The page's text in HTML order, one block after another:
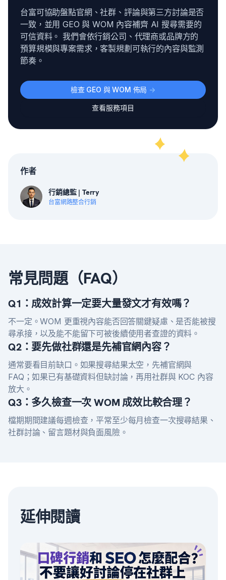
台富可協助盤點官網、社群、評論與第三方討論是否
一致，並用 GEO 與 WOM 內容補齊 AI 搜尋需要的
可信資料。 我們會依行銷公司、代理商或品牌方的
預算規模與專案需求，客製規劃可執行的內容與監測
節奏。
檢查 GEO 與 WOM 佈局 ->
查看服務項目
作者
行銷總監 | Terry
台富網路整合行銷
常見問題（FAQ）
Q1：成效計算一定要大量發文才有效嗎？
不一定。WOM 更重視內容能否回答關鍵疑慮、是否能被搜
尋承接，以及能不能留下可被後續使用者查證的資料。
Q2：要先做社群還是先補官網內容？
通常要看目前缺口。如果搜尋結果太空，先補官網與
FAQ；如果已有基礎資料但缺討論，再用社群與 KOC 內容
放大。
Q3：多久檢查一次 WOM 成效比較合理？
檔期期間建議每週檢查，平常至少每月檢查一次搜尋結果、
社群討論、留言題材與負面風險。
延伸閱讀